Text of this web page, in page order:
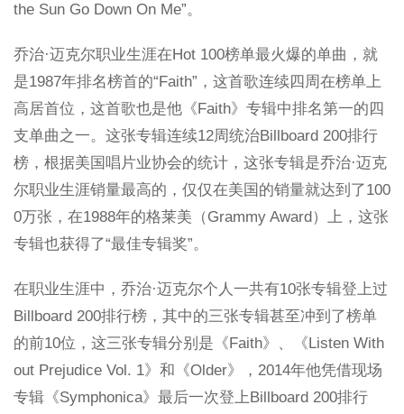
the Sun Go Down On Me”。
乔治·迈克尔职业生涯在Hot 100榜单最火爆的单曲，就
是1987年排名榜首的“Faith”，这首歌连续四周在榜单上
高居首位，这首歌也是他《Faith》专辑中排名第一的四
支单曲之一。这张专辑连续12周统治Billboard 200排行
榜，根据美国唱片业协会的统计，这张专辑是乔治·迈克
尔职业生涯销量最高的，仅仅在美国的销量就达到了100
0万张，在1988年的格莱美（Grammy Award）上，这张
专辑也获得了“最佳专辑奖”。
在职业生涯中，乔治·迈克尔个人一共有10张专辑登上过
Billboard 200排行榜，其中的三张专辑甚至冲到了榜单
的前10位，这三张专辑分别是《Faith》、《Listen With
out Prejudice Vol. 1》和《Older》，2014年他凭借现场
专辑《Symphonica》最后一次登上Billboard 200排行